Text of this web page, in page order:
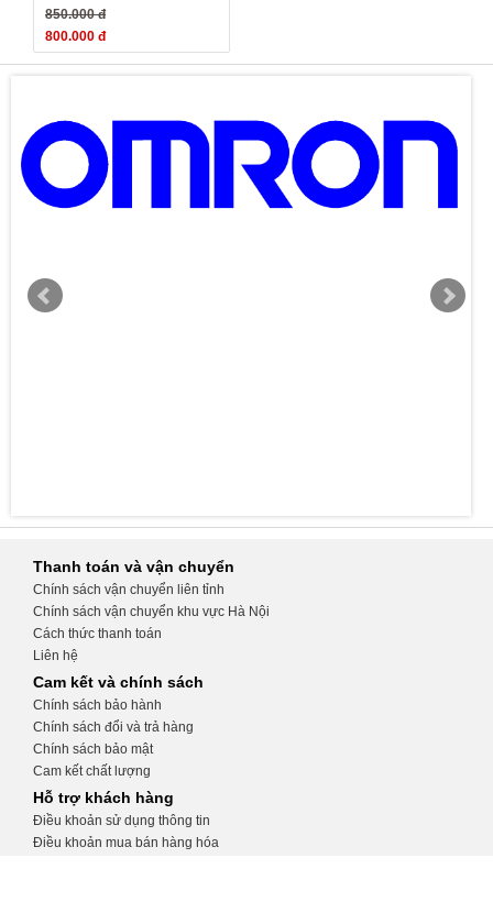
850.000 đ
800.000 đ
Thanh toán và vận chuyển
Chính sách vận chuyển liên tỉnh
Chính sách vận chuyển khu vực Hà Nội
Cách thức thanh toán
Liên hệ
Cam kết và chính sách
Chính sách bảo hành
Chính sách đổi và trả hàng
Chính sách bảo mật
Cam kết chất lượng
Hỗ trợ khách hàng
Điều khoản sử dụng thông tin
Điều khoản mua bán hàng hóa